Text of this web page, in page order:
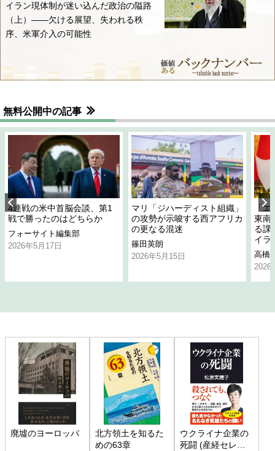
イラン現体制が迷い込んだ政治の隘路
（上）――欠ける展望、失われる秩
序、米軍介入の可能性
無料公開中の記事
4連戦の米中首脳会談、第1
戦で勝ったのはどちらか
フォーサイト編集部
2026年5月17日
マリ「ジハーディスト組織」
の攻勢が示唆する西アフリカ
の更なる混迷
篠田英朗
2026年5月15日
「
東南
る課
イラ
高橋
2026
廃墟のヨーロッパ
北方領土を知るた
めの63章
ウクライナ企業の
死闘 (産経セレク